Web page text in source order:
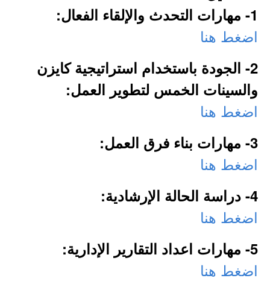
1- مهارات التحدث والإلقاء الفعال:
اضغط هنا
2- الجودة باستخدام استراتيجية كايزن
والسينات الخمس لتطوير العمل:
اضغط هنا
3- مهارات بناء فرق العمل:
اضغط هنا
4- دراسة الحالة الإرشادية:
اضغط هنا
5- مهارات اعداد التقارير الإدارية:
اضغط هنا